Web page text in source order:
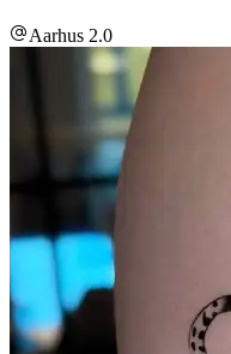
Aarhus 2.0